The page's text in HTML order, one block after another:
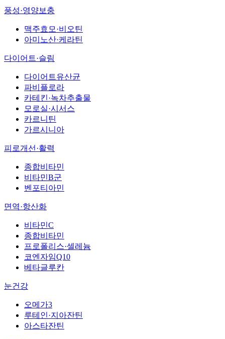
풍성·영양보충
맥주효모·비오틴
아미노산·케라틴
다이어트·슬림
다이어트유산균
파비플로라
카테킨·녹차추출물
모로실·시서스
카르니틴
가르시니아
피로개선·활력
종합비타민
비타민B군
벤포티아민
면역·항산화
비타민C
종합비타민
프로폴리스·셀레늄
코엔자임Q10
베타글루칸
눈건강
오메가3
루테인·지아잔틴
아스타잔틴